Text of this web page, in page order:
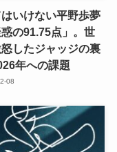
いけない平野歩夢
の91.75点」。世
したジャッジの裏
年への課題
08